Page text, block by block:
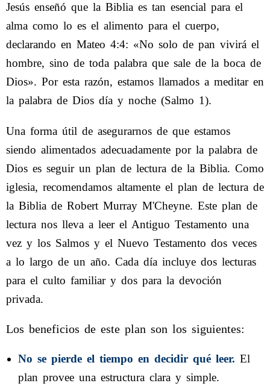
Jesús enseñó que la Biblia es tan esencial para el
alma como lo es el alimento para el cuerpo,
declarando en Mateo 4:4: «No solo de pan vivirá el
hombre, sino de toda palabra que sale de la boca de
Dios». Por esta razón, estamos llamados a meditar en
la palabra de Dios día y noche (Salmo 1).
Una forma útil de asegurarnos de que estamos
siendo alimentados adecuadamente por la palabra de
Dios es seguir un plan de lectura de la Biblia. Como
iglesia, recomendamos altamente el plan de lectura de
la Biblia de Robert Murray M'Cheyne. Este plan de
lectura nos lleva a leer el Antiguo Testamento una
vez y los Salmos y el Nuevo Testamento dos veces
a lo largo de un año. Cada día incluye dos lecturas
para el culto familiar y dos para la devoción
privada.
Los beneficios de este plan son los siguientes:
No se pierde el tiempo en decidir qué leer. El
plan provee una estructura clara y simple.